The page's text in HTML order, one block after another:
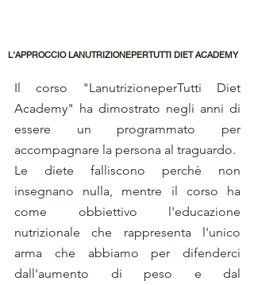
L'APPROCCIO LANUTRIZIONEPERTUTTI DIET ACADEMY
Il corso "LanutrizioneperTutti Diet
Academy" ha dimostrato negli anni di
essere un programmato per
accompagnare la persona al traguardo.
Le diete falliscono perchè non
insegnano nulla, mentre il corso ha
come obbiettivo l'educazione
nutrizionale che rappresenta l'unico
arma che abbiamo per difenderci
dall'aumento di peso e dal